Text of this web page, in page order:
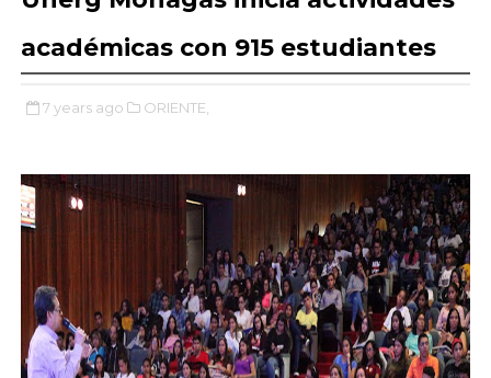
académicas con 915 estudiantes
7 years ago ORIENTE,